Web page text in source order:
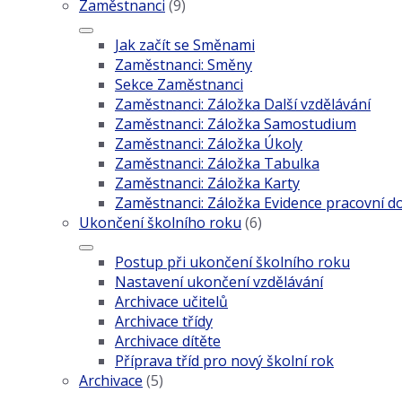
Zaměstnanci (9)
Jak začít se Směnami
Zaměstnanci: Směny
Sekce Zaměstnanci
Zaměstnanci: Záložka Další vzdělávání
Zaměstnanci: Záložka Samostudium
Zaměstnanci: Záložka Úkoly
Zaměstnanci: Záložka Tabulka
Zaměstnanci: Záložka Karty
Zaměstnanci: Záložka Evidence pracovní
Ukončení školního roku (6)
Postup při ukončení školního roku
Nastavení ukončení vzdělávání
Archivace učitelů
Archivace třídy
Archivace dítěte
Příprava tříd pro nový školní rok
Archivace (5)